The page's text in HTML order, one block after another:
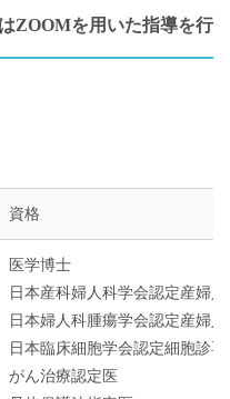
ZOOMを用いた指導を行
資格
医学博士
日本産科婦人科学会認定産婦
日本婦人科腫瘍学会認定産婦
日本臨床細胞学会認定細胞診
がん治療認定医